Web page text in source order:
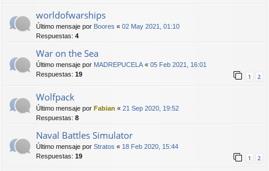
worldofwarships
Último mensaje por Boores « 02 May 2021, 01:10
Respuestas: 4
War on the Sea
Último mensaje por MADREPUCELA« 05 Feb 2021, 16:01
Respuestas: 19 1 2
Wolfpack
Último mensaje por Fabian « 21 Sep 2020, 19:52
Respuestas: 8
Naval Battles Simulator
Último mensaje por Stratos « 18 Feb 2020, 15:44
Respuestas: 19 1 2